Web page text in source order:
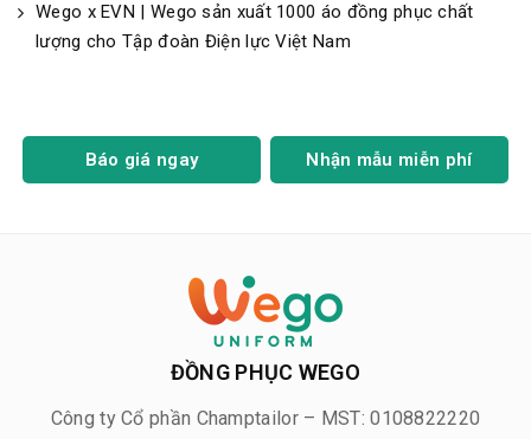
Wego x EVN | Wego sản xuất 1000 áo đồng phục chất
lượng cho Tập đoàn Điện lực Việt Nam
Báo giá ngay Nhận mẫu miễn phí
ĐỒNG PHỤC WEGO
Công ty Cổ phần Champtailor – MST: 0108822220